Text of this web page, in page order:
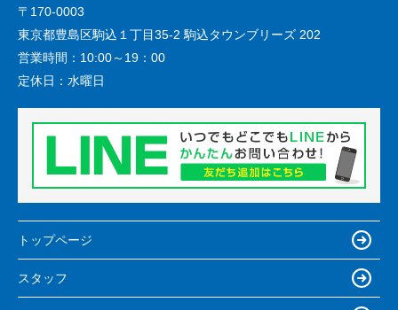
〒170-0003
東京都豊島区駒込１丁目35-2 駒込タウンブリーズ 202
営業時間： 10:00～19：00
定休日： 水曜日
トップページ
スタッフ